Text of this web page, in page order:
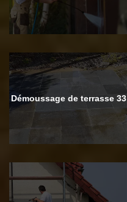
Démoussage de terrasse 33